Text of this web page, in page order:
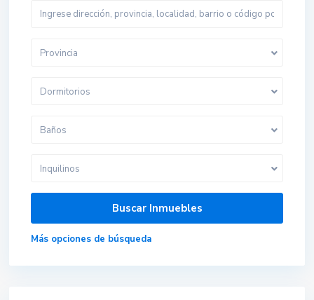
Provincia
Dormitorios
Baños
Inquilinos
Más opciones de búsqueda